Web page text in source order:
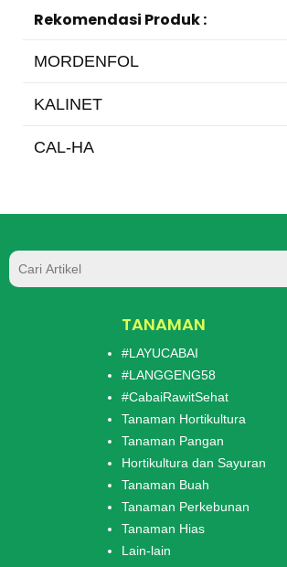
Rekomendasi Produk :
MORDENFOL
KALINET
CAL-HA
TANAMAN
#LAYUCABAI
#LANGGENG58
#CabaiRawitSehat
Tanaman Hortikultura
Tanaman Pangan
Hortikultura dan Sayuran
Tanaman Buah
Tanaman Perkebunan
Tanaman Hias
Lain-lain